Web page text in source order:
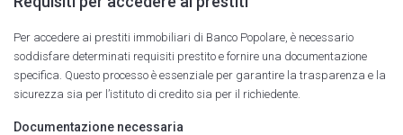
Per accedere ai prestiti immobiliari di Banco Popolare, è necessario
soddisfare determinati requisiti prestito e fornire una documentazione
specifica. Questo processo è essenziale per garantire la trasparenza e la
sicurezza sia per l’istituto di credito sia per il richiedente.
Documentazione necessaria